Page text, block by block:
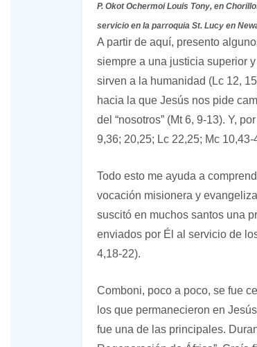
P. Okot Ochermoi Louis Tony, en
servicio en la parroquia St. Lucy en
A partir de aquí, presento
siempre a una justicia superior
sirven a la humanidad (Lc 12,
hacia la que Jesús nos pide
del “nosotros” (Mt 6, 9-13). Y,
9,36; 20,25; Lc 22,25; Mc 10,43-
Todo esto me ayuda a
vocación misionera y
suscitó en muchos santos una
enviados por Él al servicio de
4,18-22).
Comboni, poco a poco, se fue
los que permanecieron en
fue una de las principales.